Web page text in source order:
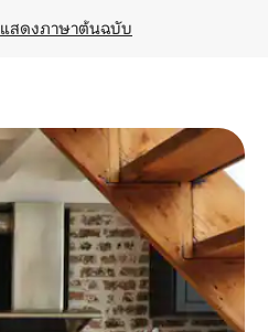
แสดงภาษาต้นฉบับ